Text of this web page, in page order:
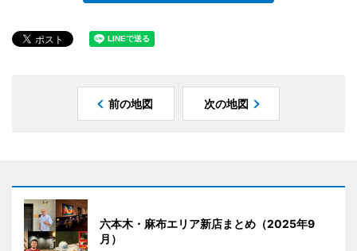
前の地図 次の地図
六本木・麻布エリア新店まとめ（2025年9
月）